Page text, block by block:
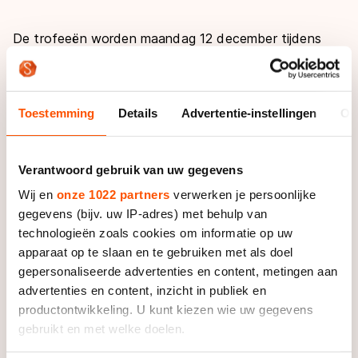
Toestemming Details Advertentie-instellingen
Verantwoord gebruik van uw gegevens
Wij en onze 1022 partners verwerken je persoonlijke
gegevens (bijv. uw IP-adres) met behulp van
technologieën zoals cookies om informatie op uw
apparaat op te slaan en te gebruiken met als doel
gepersonaliseerde advertenties en content, metingen aan
advertenties en content, inzicht in publiek en
productontwikkeling. U kunt kiezen wie uw gegevens
gebruikt en met welke doelen.
De trofeeën worden maandag 12 december tijdens
het Sportgala uitgereikt.
plakken op de WK afstanden; de stayer won zowel op
de 5000 als 1000 meter in Inzell.
De 35-jarige Leimuidenaar van de BAM-ploeg krijgt
concurrentie van turner Epke Zonderland en
degenschermer Bas Verwijlen.
Statistisch gezien maakt De Jong een uitstekende
kans op de titel; sinds 1951, toen de trofee voor de
eerste keer werd uitgereikt, ging liefst zeventien keer
een schaatser met de titel aan de haal.
Bij de vrouwen maakt onder anderen Wüst kans op